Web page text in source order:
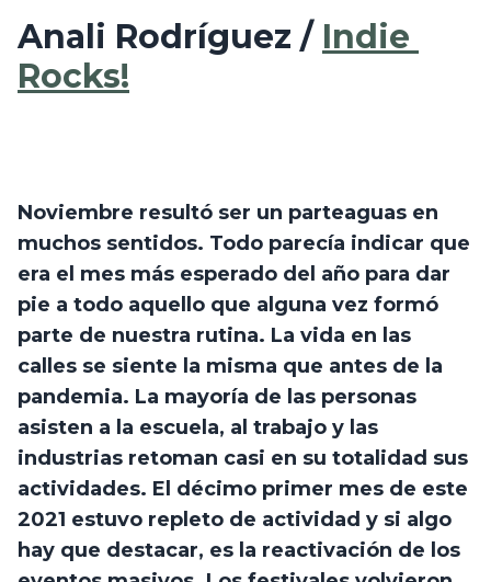
Anali Rodríguez / Indie
Rocks!
Noviembre resultó ser un parteaguas en
muchos sentidos. Todo parecía indicar que
era el mes más esperado del año para dar
pie a todo aquello que alguna vez formó
parte de nuestra rutina. La vida en las
calles se siente la misma que antes de la
pandemia. La mayoría de las personas
asisten a la escuela, al trabajo y las
industrias retoman casi en su totalidad sus
actividades. El décimo primer mes de este
2021 estuvo repleto de actividad y si algo
hay que destacar, es la reactivación de los